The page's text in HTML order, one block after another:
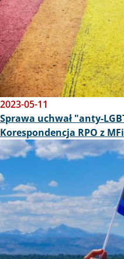
2023-05-11
Sprawa uchwał "anty-
Korespondencja RPO z
Obraz